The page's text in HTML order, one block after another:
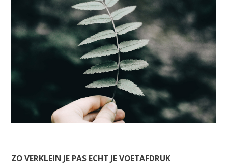
ZO VERKLEIN JE PAS ECHT JE VOETAFDRUK